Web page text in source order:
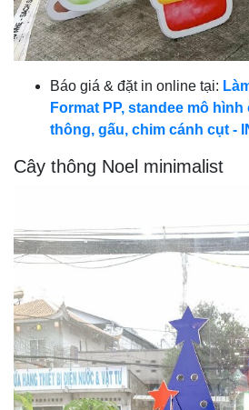
Báo giá & đặt in online tại:
Format PP, standee mô
thông, gấu, chim cánh cụt -
Cây thông Noel minimalist